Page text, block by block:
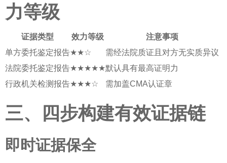
力等级
证据类型 效力等级
注意事项
单方委托鉴定报告★★☆
需经法院质证且对方无实质异议
法院委托鉴定报告★★★★★默认具有最高证明力
行政机关检测报告★★★☆ 需加盖CMA认证章
三、四步构建有效证据链
即时证据保全